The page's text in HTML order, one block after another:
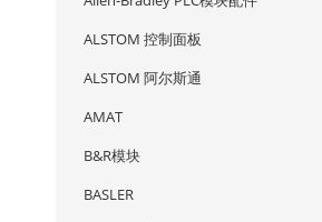
ALSTOM 控制面板
ALSTOM 阿尔斯通
AMAT
B&R模块
BASLER